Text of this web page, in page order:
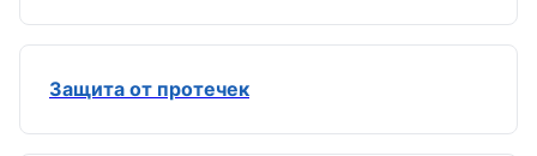
Защита от протечек